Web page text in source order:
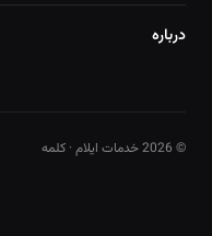
درباره
© 2026 خدمات ایلام · کلمه